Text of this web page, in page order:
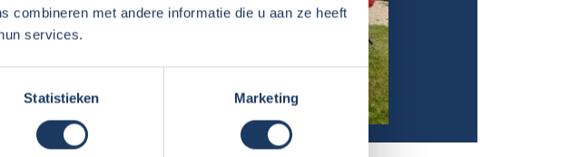
combineren met andere informatie die u aan ze heeft
services.
Statistieken Marketing